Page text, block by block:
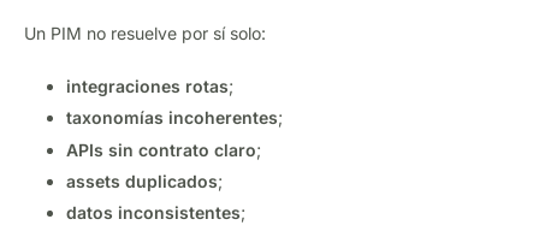
Un PIM no resuelve por sí solo:
integraciones rotas;
taxonomías incoherentes;
APIs sin contrato claro;
assets duplicados;
datos inconsistentes;